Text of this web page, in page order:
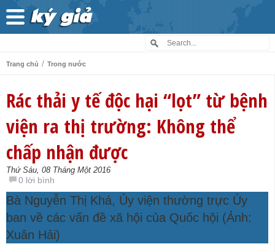
Trang chủ / Trong nước
Rác thải y tế độc hại “lọt” từ bệnh
viện ra thị trường: Không thể
chấp nhận được
Thứ Sáu, 08 Tháng Một 2016
0 lời bình
Bà Nguyễn Thị Khá, Ủy viện thường trực Ủy
ban về các vấn đề xã hội của Quốc hội (Ảnh:
Xuân Hải)